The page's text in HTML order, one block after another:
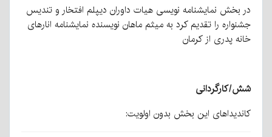
در بخش نمایشنامه نویسی هیات داوران دیپلم افتخار و تندیس
جشنواره را تقدیم کرد به میثم ماهان نویسنده نمایشنامه انارهای
خانه پدری از کرمان
شش/کارگردانی
کاندیداهای این بخش بدون اولویت: